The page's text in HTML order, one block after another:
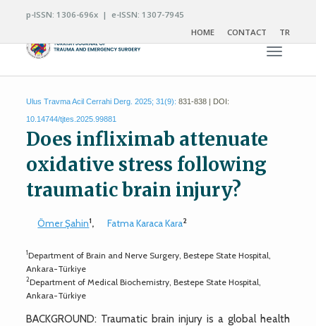
p-ISSN: 1306-696x | e-ISSN: 1307-7945
HOME
CONTACT TR
Toggle
Ulus Travma Acil Cerrahi Derg. 2025; 31(9): 831-838 | DOI:
10.14744/tjtes.2025.99881
Does infliximab attenuate
oxidative stress following
traumatic brain injury?
Ömer Şahin1, Fatma Karaca Kara2
1Department of Brain and Nerve Surgery, Bestepe State Hospital,
Ankara-Türkiye
2Department of Medical Biochemistry, Bestepe State Hospital,
Ankara-Türkiye
BACKGROUND: Traumatic brain injury is a global health